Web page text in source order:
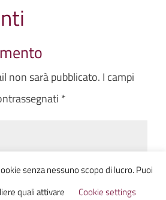
non sarà pubblicato. I campi
*
senza nessuno scopo di lucro. Puoi
quali attivare
Cookie settings